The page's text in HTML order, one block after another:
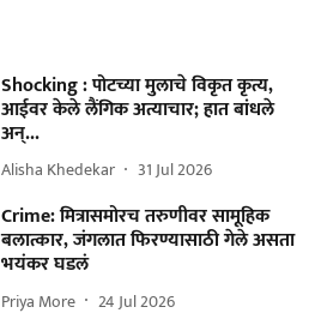
Shocking : पोटच्या मुलाचे विकृत कृत्य,
आईवर केले लैंगिक अत्याचार; हात बांधले
अन्...
Alisha Khedekar 31 Jul 2026
Crime: मित्रासमोरच तरुणीवर सामूहिक
बलात्कार, जंगलात फिरण्यासाठी गेले असता
भयंकर घडलं
Priya More 24 Jul 2026